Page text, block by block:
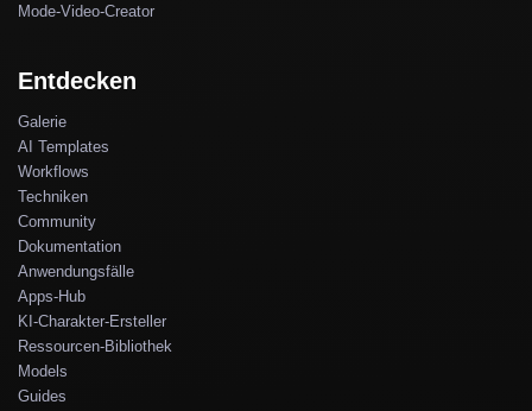
Mode-Video-Creator
Entdecken
Galerie
AI Templates
Workflows
Techniken
Community
Dokumentation
Anwendungsfälle
Apps-Hub
KI-Charakter-Ersteller
Ressourcen-Bibliothek
Models
Guides